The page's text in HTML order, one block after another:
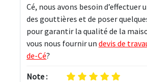
Cé, nous avons besoin d’effectuer
des gouttières et de poser
pour garantir la qualité de la
vous nous fournir un devis de
de-Cé?
Note :